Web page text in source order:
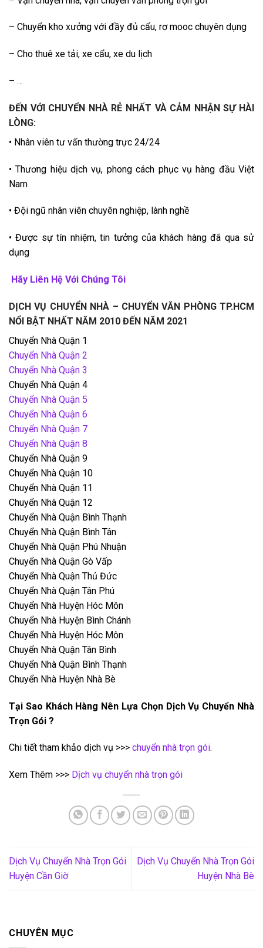
– Chuyển kho xưởng với đầy đủ cẩu, rơ mooc chuyên dụng
– Cho thuê xe tải, xe cẩu, xe du lịch
– …
ĐẾN VỚI CHUYỂN NHÀ RẺ NHẤT VÀ CẢM NHẬN SỰ HÀI
LÒNG:
• Nhân viên tư vấn thường trực 24/24
• Thương hiệu dịch vụ, phong cách phục vụ hàng đầu Việt
Nam
• Đội ngũ nhân viên chuyên nghiệp, lành nghề
• Được sự tín nhiệm, tin tưởng của khách hàng đã qua sử
dụng
Hãy Liên Hệ Với Chúng Tôi
DỊCH VỤ CHUYỂN NHÀ – CHUYỂN VĂN PHÒNG TP.HCM
NỔI BẬT NHẤT NĂM 2010 ĐẾN NĂM 2021
Chuyển Nhà Quận 1
Chuyển Nhà Quận 2
Chuyển Nhà Quận 3
Chuyển Nhà Quận 4
Chuyển Nhà Quận 5
Chuyển Nhà Quận 6
Chuyển Nhà Quận 7
Chuyển Nhà Quận 8
Chuyển Nhà Quận 9
Chuyển Nhà Quận 10
Chuyển Nhà Quận 11
Chuyển Nhà Quận 12
Chuyển Nhà Quận Bình Thạnh
Chuyển Nhà Quận Bình Tân
Chuyển Nhà Quận Phú Nhuận
Chuyển Nhà Quận Gò Vấp
Chuyển Nhà Quận Thủ Đức
Chuyển Nhà Quận Tân Phú
Chuyển Nhà Huyện Hóc Môn
Chuyển Nhà Huyện Bình Chánh
Chuyển Nhà Huyện Hóc Môn
Chuyển Nhà Quận Tân Bình
Chuyển Nhà Quận Bình Thạnh
Chuyển Nhà Huyện Nhà Bè
Tại Sao Khách Hàng Nên Lựa Chọn Dịch Vụ Chuyển Nhà
Trọn Gói ?
Chi tiết tham khảo dịch vụ >>> chuyển nhà trọn gói.
Xem Thêm >>> Dịch vụ chuyển nhà trọn gói
Dịch Vụ Chuyển Nhà Trọn Gói
Huyện Cần Giờ
Dịch Vụ Chuyển Nhà Trọn Gói
Huyện Nhà Bè
CHUYÊN MỤC